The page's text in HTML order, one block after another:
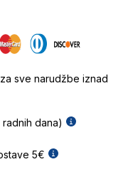
za sve narudžbe iznad
radnih dana)
5€